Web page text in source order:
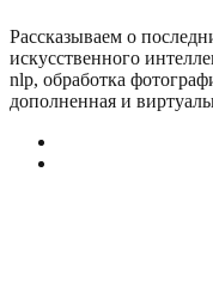
Рассказываем о
искусcтвенного
nlp, обработка
дополненная и